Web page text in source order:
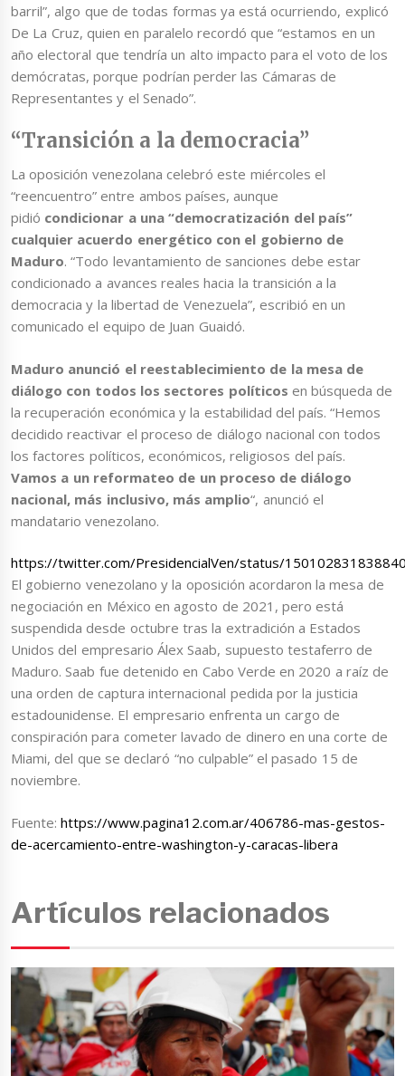
barril”, algo que de todas formas ya está ocurriendo, explicó
De La Cruz, quien en paralelo recordó que “estamos en un
año electoral que tendría un alto impacto para el voto de los
demócratas, porque podrían perder las Cámaras de
Representantes y el Senado”.
“Transición a la democracia”
La oposición venezolana celebró este miércoles el
“reencuentro” entre ambos países, aunque
pidió condicionar a una “democratización del país”
cualquier acuerdo energético con el gobierno de
Maduro. “Todo levantamiento de sanciones debe estar
condicionado a avances reales hacia la transición a la
democracia y la libertad de Venezuela”, escribió en un
comunicado el equipo de Juan Guaidó.
Maduro anunció el reestablecimiento de la mesa de
diálogo con todos los sectores políticos en búsqueda de
la recuperación económica y la estabilidad del país. “Hemos
decidido reactivar el proceso de diálogo nacional con todos
los factores políticos, económicos, religiosos del país.
Vamos a un reformateo de un proceso de diálogo
nacional, más inclusivo, más amplio“, anunció el
mandatario venezolano.
https://twitter.com/PresidencialVen/status/
El gobierno venezolano y la oposición acordaron la mesa de
negociación en México en agosto de 2021, pero está
suspendida desde octubre tras la extradición a Estados
Unidos del empresario Álex Saab, supuesto testaferro de
Maduro. Saab fue detenido en Cabo Verde en 2020 a raíz de
una orden de captura internacional pedida por la justicia
estadounidense. El empresario enfrenta un cargo de
conspiración para cometer lavado de dinero en una corte de
Miami, del que se declaró “no culpable” el pasado 15 de
noviembre.
Fuente:https://www.pagina12.com.ar/406786-mas-gestos-
de-acercamiento-entre-washington-y-caracas-libera
Artículos relacionados